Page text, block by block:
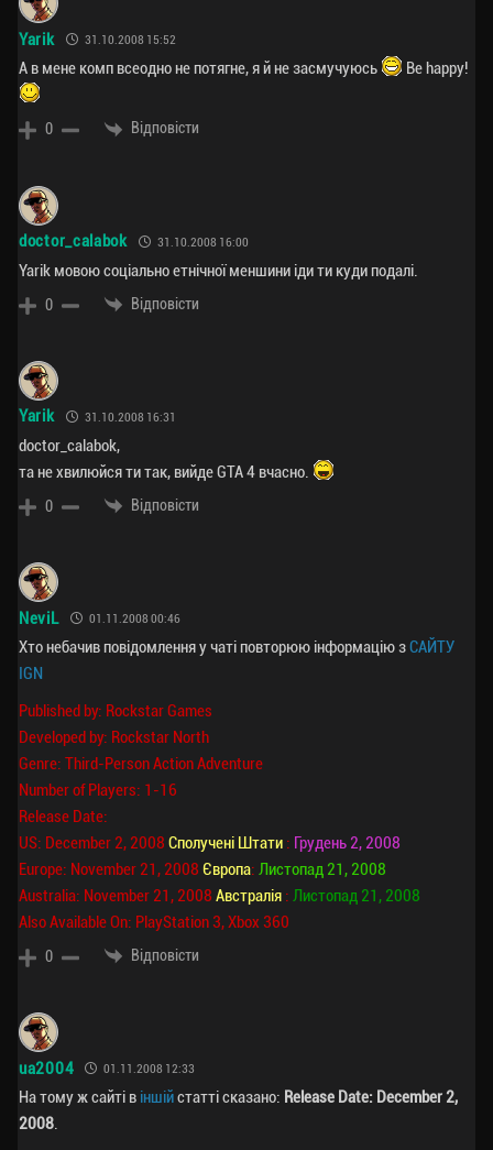
Yarik 31.10.2008 15:52
А в мене комп всеодно не потягне, я й не засмучуюсь Be happy!
0 Відповісти
doctor_calabok 31.10.2008 16:00
Yarik мовою соціально етнічної меншини іди ти куди подалі.
0 Відповісти
Yarik 31.10.2008 16:31
doctor_calabok,
та не хвилюйся ти так, вийде GTA 4 вчасно.
0 Відповісти
NeviL 01.11.2008 00:46
Хто небачив повідомлення у чаті повторюю інформацію зСАЙТУ
IGN
Published by: Rockstar Games
Developed by: Rockstar North
Genre: Third-Person Action Adventure
Number of Players: 1-16
Release Date:
US: December 2, 2008 Сполучені Штати : Грудень 2, 2008
Europe: November 21, 2008 Європа: Листопад 21, 2008
Australia: November 21, 2008 Австралія : Листопад 21, 2008
Also Available On: PlayStation 3, Xbox 360
0 Відповісти
ua2004 01.11.2008 12:33
На тому ж сайті в іншійстатті сказано: Release Date: December 2,
2008.